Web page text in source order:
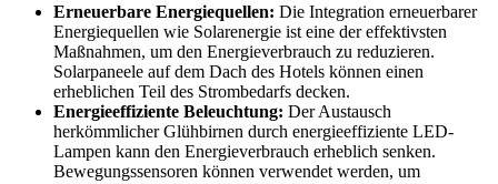
Erneuerbare Energiequellen: Die Integration erneuerbarer
Energiequellen wie Solarenergie ist eine der effektivsten
Maßnahmen, um den Energieverbrauch zu reduzieren.
Solarpaneele auf dem Dach des Hotels können einen
erheblichen Teil des Strombedarfs decken.
Energieeffiziente Beleuchtung: Der Austausch
herkömmlicher Glühbirnen durch energieeffiziente LED-
Lampen kann den Energieverbrauch erheblich senken.
Bewegungssensoren können verwendet werden, um